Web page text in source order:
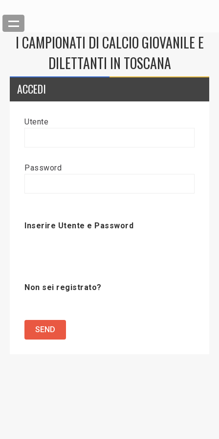
Back
Modifica News
I CAMPIONATI DI CALCIO GIOVANILE E
DILETTANTI IN TOSCANA
ACCEDI
Utente
Password
Inserire Utente e Password
Non sei registrato?